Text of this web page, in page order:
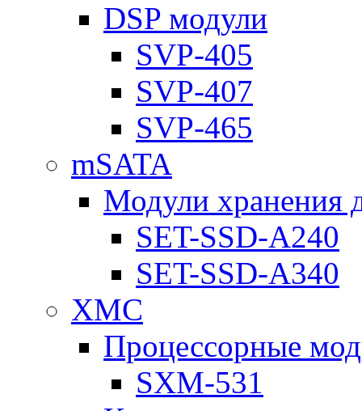
DSP модули
SVP-405
SVP-407
SVP-465
mSATA
Модули хранения
SET-SSD-A240
SET-SSD-A340
XMC
Процессорные
SXM-531